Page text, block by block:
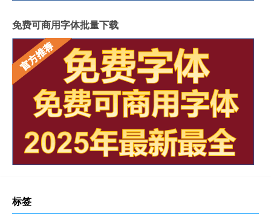
免费可商用字体批量下载
标签